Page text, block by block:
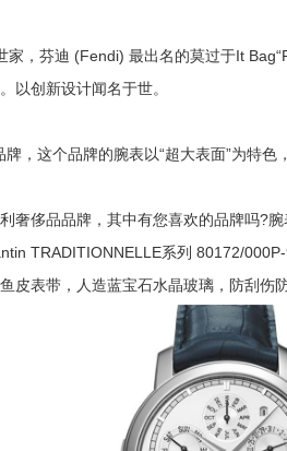
家，芬迪 (Fendi) 最出名的莫过于It
以创新设计闻名于世。
这个品牌的腕表以“超大表面”为特色
侈品品牌，其中有您喜欢的品牌吗?腕
TRADITIONNELLE系列 80172/
皮表带，人造蓝宝石水晶玻璃，防刮伤防